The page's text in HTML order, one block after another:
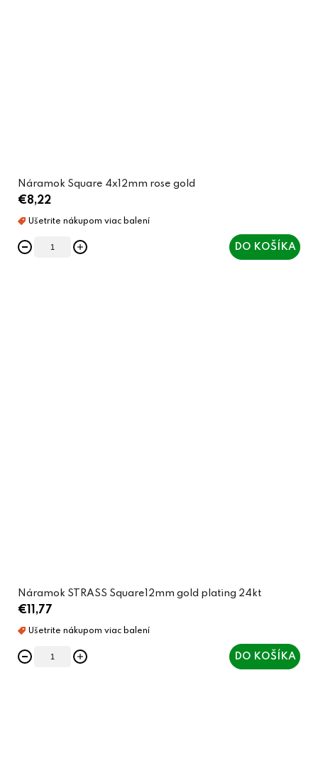
Náramok Square 4x12mm rose gold
€8,22
DO KOŠÍKA
Náramok STRASS Square12mm gold plating 24kt
€11,77
DO KOŠÍKA